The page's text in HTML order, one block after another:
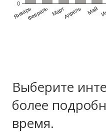
ЯнварьФевраль МартАпрель Май
0
Выберите
более
время.